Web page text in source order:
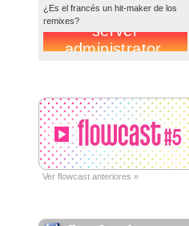
¿Es el francés un hit-maker de los
remixes?
Ver flowcast anteriores »